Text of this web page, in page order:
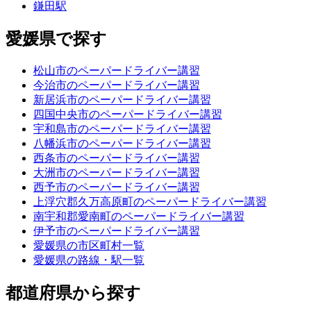
鎌田駅
愛媛県で探す
松山市のペーパードライバー講習
今治市のペーパードライバー講習
新居浜市のペーパードライバー講習
四国中央市のペーパードライバー講習
宇和島市のペーパードライバー講習
八幡浜市のペーパードライバー講習
西条市のペーパードライバー講習
大洲市のペーパードライバー講習
西予市のペーパードライバー講習
上浮穴郡久万高原町のペーパードライバー講習
南宇和郡愛南町のペーパードライバー講習
伊予市のペーパードライバー講習
愛媛県の市区町村一覧
愛媛県の路線・駅一覧
都道府県から探す